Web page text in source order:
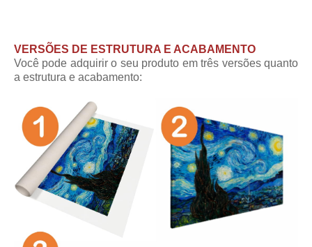
VERSÕES DE ESTRUTURA E ACABAMENTO
Você pode adquirir o seu produto em três versões quanto
a estrutura e acabamento: